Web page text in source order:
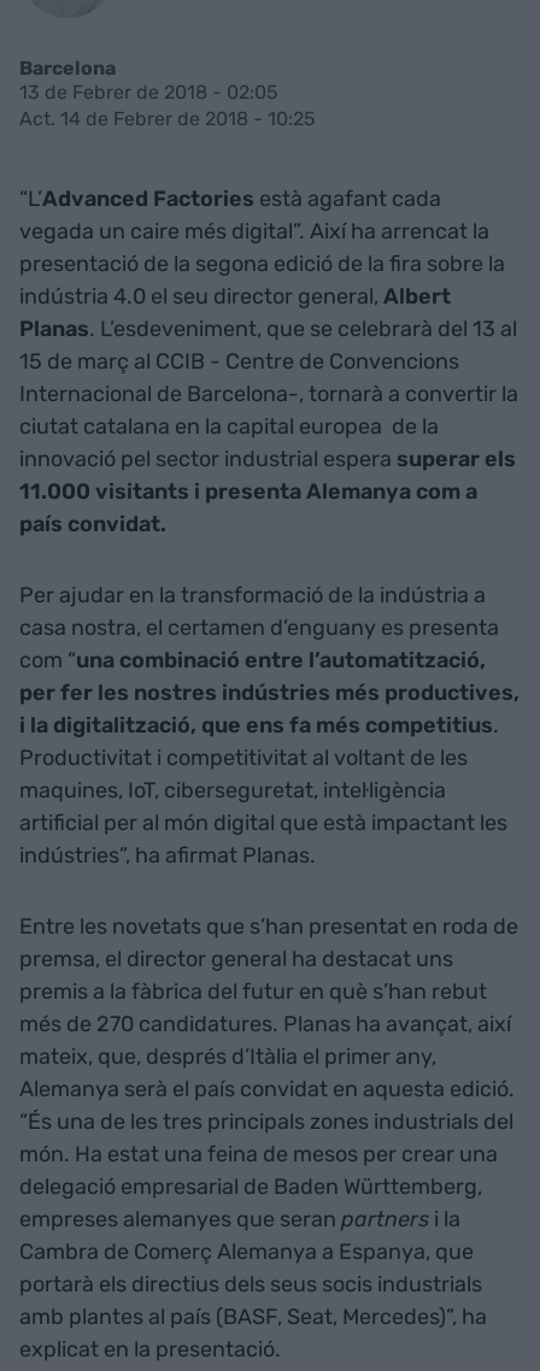
Barcelona
13 de Febrer de 2018 - 02:05
Act. 14 de Febrer de 2018 - 10:25
“L’Advanced Factories està agafant cada
vegada un caire més digital”. Així ha arrencat la
presentació de la segona edició de la fira sobre la
indústria 4.0 el seu director general, Albert
Planas. L’esdeveniment, que se celebrarà del 13 al
15 de març al CCIB - Centre de Convencions
Internacional de Barcelona-, tornarà a convertir la
ciutat catalana en la capital europea de la
innovació pel sector industrial espera superar els
11.000 visitants i presenta Alemanya com a
país convidat.
Per ajudar en la transformació de la indústria a
casa nostra, el certamen d’enguany es presenta
com “una combinació entre l’automatització,
per fer les nostres indústries més productives,
i la digitalització, que ens fa més competitius.
Productivitat i competitivitat al voltant de les
maquines, IoT, ciberseguretat, intel·ligència
artificial per al món digital que està impactant les
indústries”, ha afirmat Planas.
Entre les novetats que s’han presentat en roda de
premsa, el director general ha destacat uns
premis a la fàbrica del futur en què s’han rebut
més de 270 candidatures. Planas ha avançat, així
mateix, que, després d’Itàlia el primer any,
Alemanya serà el país convidat en aquesta edició.
“És una de les tres principals zones industrials del
món. Ha estat una feina de mesos per crear una
delegació empresarial de Baden Württemberg,
empreses alemanyes que seran partners i la
Cambra de Comerç Alemanya a Espanya, que
portarà els directius dels seus socis industrials
amb plantes al país (BASF, Seat, Mercedes)”, ha
explicat en la presentació.